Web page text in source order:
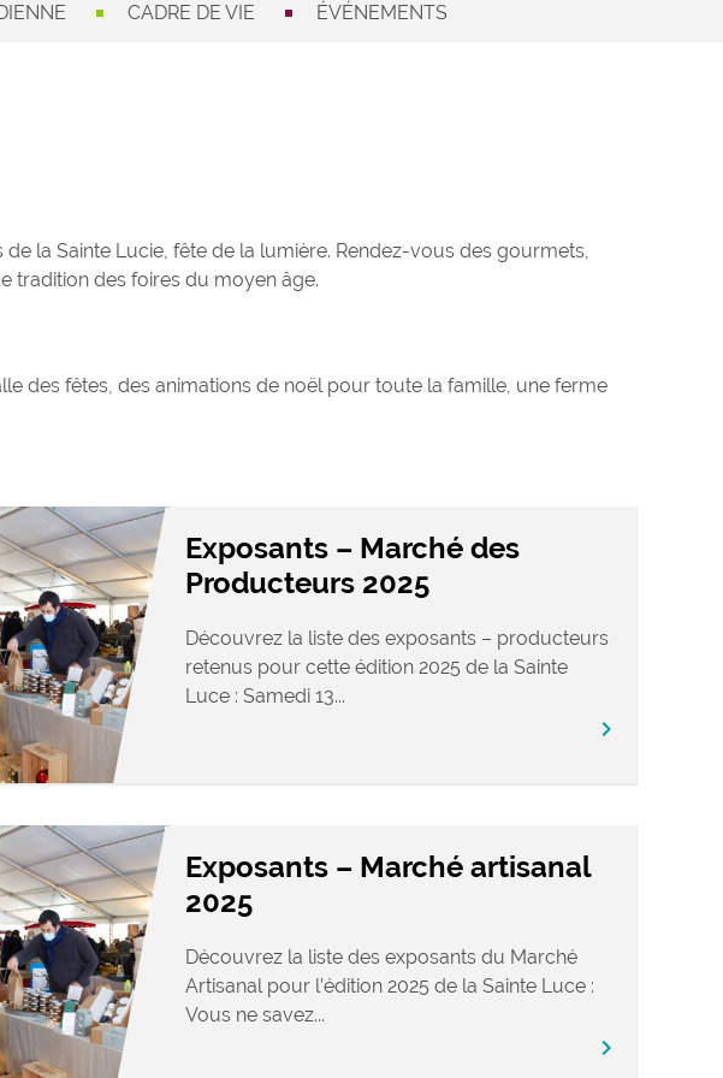
CADRE DE VIE ÉVÉNEMENTS
la Sainte Lucie, fête de la lumière. Rendez-vous des gourmets,
tradition des foires du moyen âge.
des fêtes, des animations de noël pour toute la famille, une ferme
Exposants – Marché des
Producteurs 2025
Découvrez la liste des exposants – producteurs
retenus pour cette édition 2025 de la Sainte
Luce : Samedi 13...
chevron_right
Exposants – Marché artisanal
2025
Découvrez la liste des exposants du Marché
Artisanal pour l’édition 2025 de la Sainte Luce :
Vous ne savez...
chevron_right